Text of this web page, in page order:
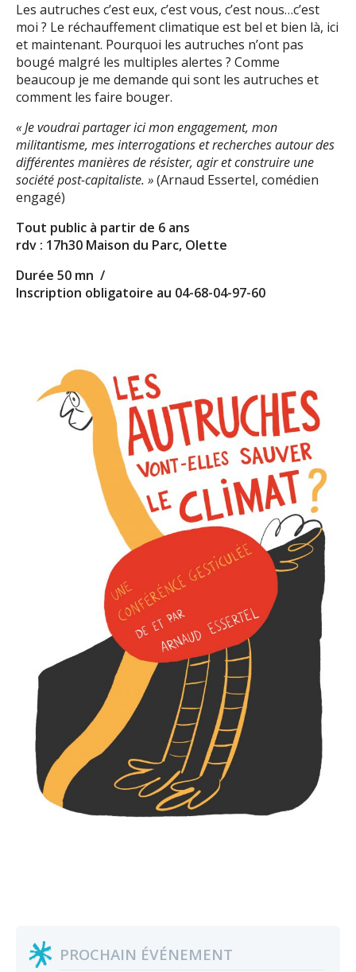
Les autruches c’est eux, c’est vous, c’est nous…c’est
moi ? Le réchauffement climatique est bel et bien là, ici
et maintenant. Pourquoi les autruches n’ont pas
bougé malgré les multiples alertes ? Comme
beaucoup je me demande qui sont les autruches et
comment les faire bouger.
« Je voudrai partager ici mon engagement, mon
militantisme, mes interrogations et recherches autour des
différentes manières de résister, agir et construire une
société post-capitaliste. »(Arnaud Essertel, comédien
engagé)
Tout public à partir de 6 ans
rdv : 17h30 Maison du Parc, Olette
Durée 50 mn /
Inscription obligatoire au 04-68-04-97-60
PROCHAIN ÉVÉNEMENT